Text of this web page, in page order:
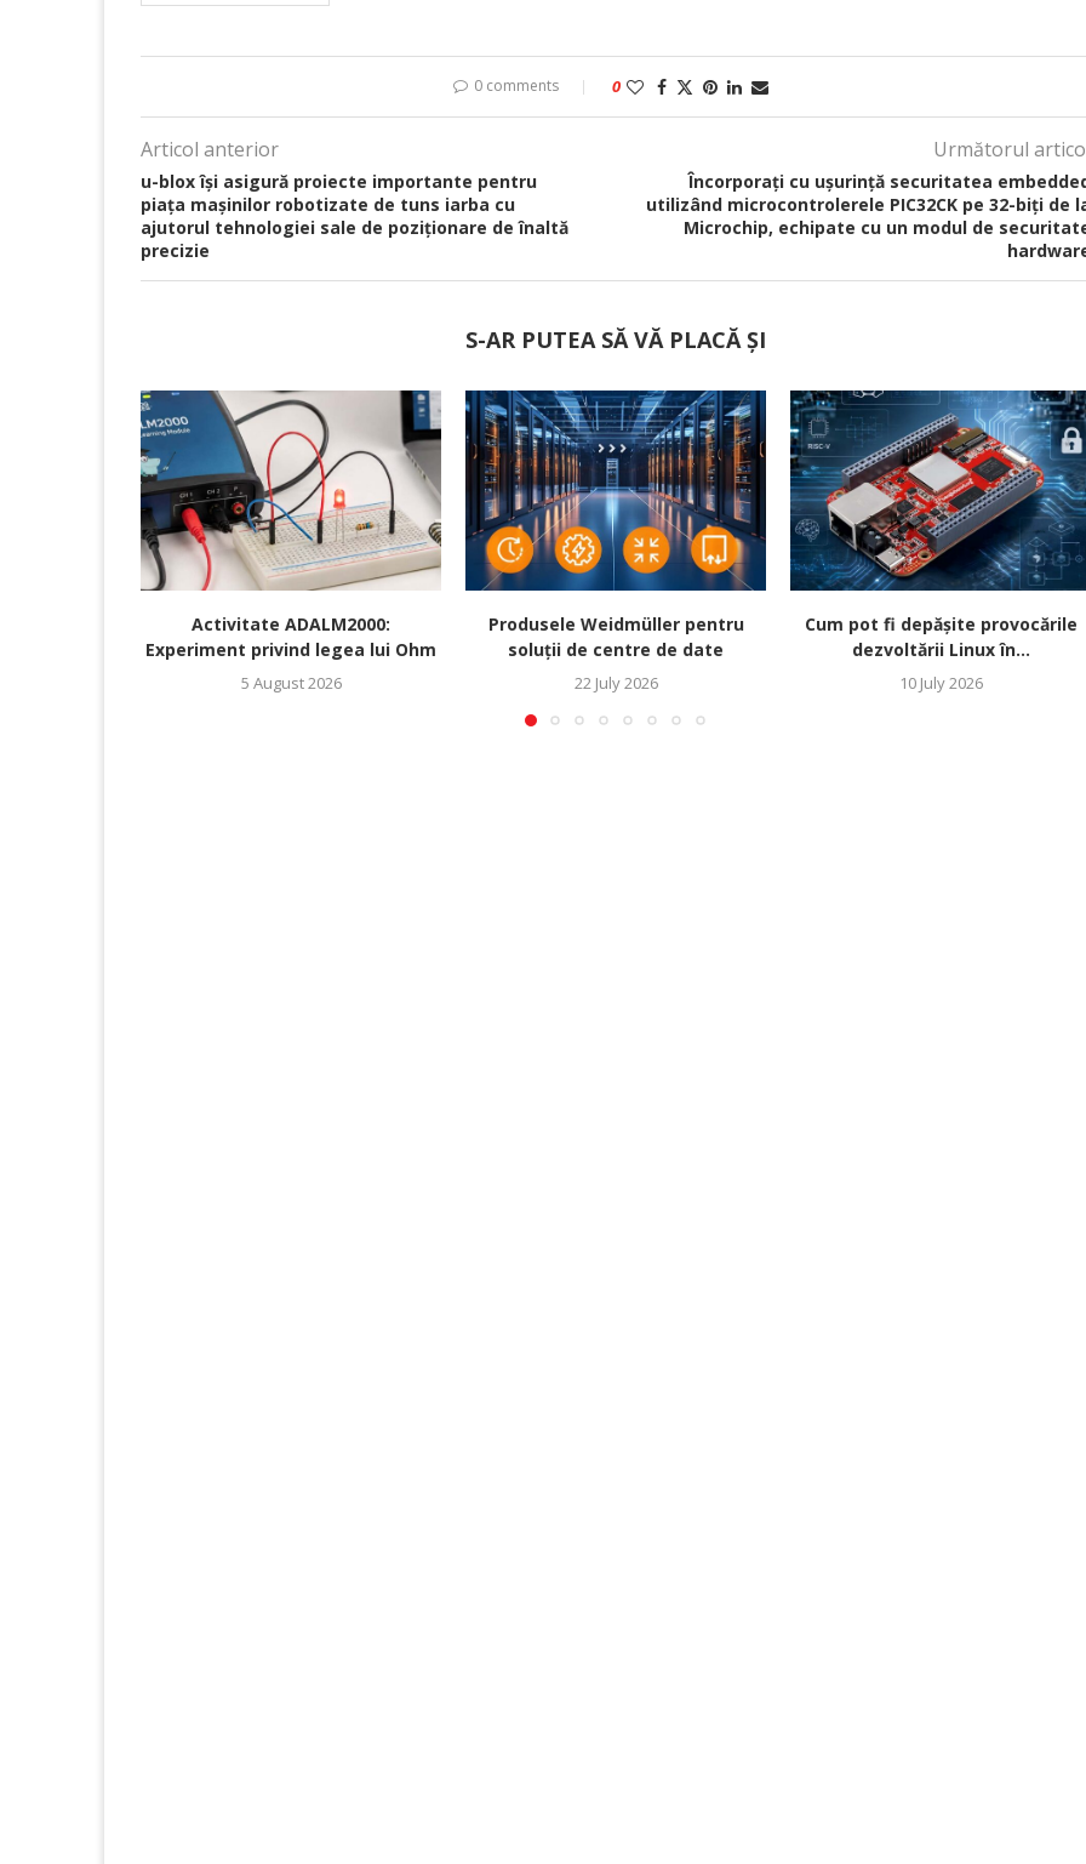
0 comments 0
Articol anterior
u-blox își asigură proiecte importante pentru
piața mașinilor robotizate de tuns iarba cu
ajutorul tehnologiei sale de poziționare de înaltă
precizie
Următorul
Încorporați cu ușurință securitatea
utilizând microcontrolerele PIC32CK pe 32-biți de
Microchip, echipate cu un modul de
S-AR PUTEA SĂ VĂ PLACĂ ȘI
Activitate ADALM2000:
Experiment privind legea lui Ohm
5 August 2026
Produsele Weidmüller pentru
soluții de centre de date
22 July 2026
Cum pot fi depășite provocările
dezvoltării Linux în...
10 July 2026